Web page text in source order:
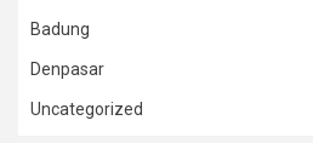
Badung
Denpasar
Uncategorized